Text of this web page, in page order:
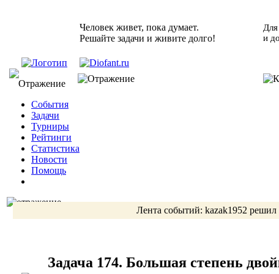
Человек живет, пока думает.
Решайте задачи и живите долго!
и
События
Задачи
Турниры
Рейтинги
Статистика
Новости
Помощь
Лента событий: kazak1952 решил
Задача 174. Большая степень